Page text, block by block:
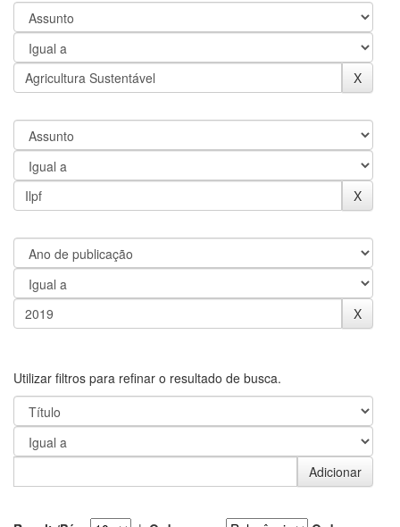
Utilizar filtros para refinar o resultado de busca.